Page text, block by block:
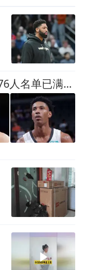
乐福想和詹姆斯再冲冠？76人名单已满，马刺奇才公牛也有新动作！